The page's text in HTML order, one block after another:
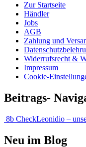
Zur Startseite
Händler
Jobs
AGB
Zahlung und
Widerrufsrecht &
Impressum
Cookie-
Beitrags-
8b CheckLeonidio –
Neu im Blog